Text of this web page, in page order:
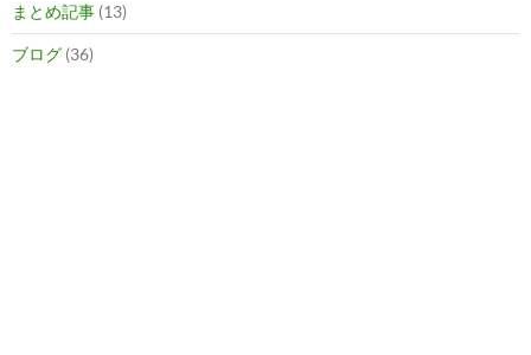
まとめ記事 (13)
ブログ (36)